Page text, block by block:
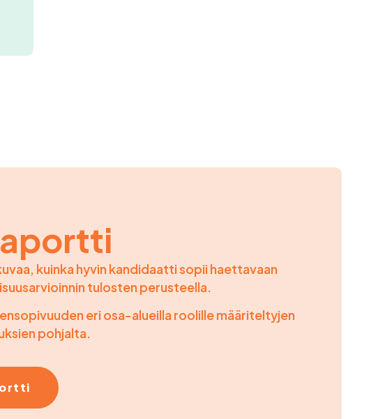
kuinka hyvin kandidaatti sopii haettavaan
tulosten perusteella.
eri osa-alueilla roolille määriteltyjen
pohjalta.